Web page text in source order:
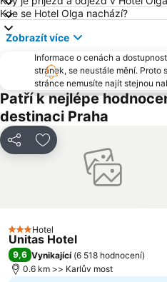
Modřany
Zbraslav
Suchdol
Vyšehrad
Stanice metra Anděl
Strašnice
Řepy
Náměstí Republiky
Zámek Loučeň
Libuš
Kde se Hotel Olga nachází?
Zobrazít více
Informace o cenách a
stránek, se neustále mění. Proto
stránce nemusíte najít stejnou
Patří k nejlépe
destinaci Praha
Sdílet Přidat na seznam
3 Počet hvězdiček
Hotel
Unitas Hotel
9,6 Vynikající (6 518 hodnocení)
0.6 km >> Karlův most